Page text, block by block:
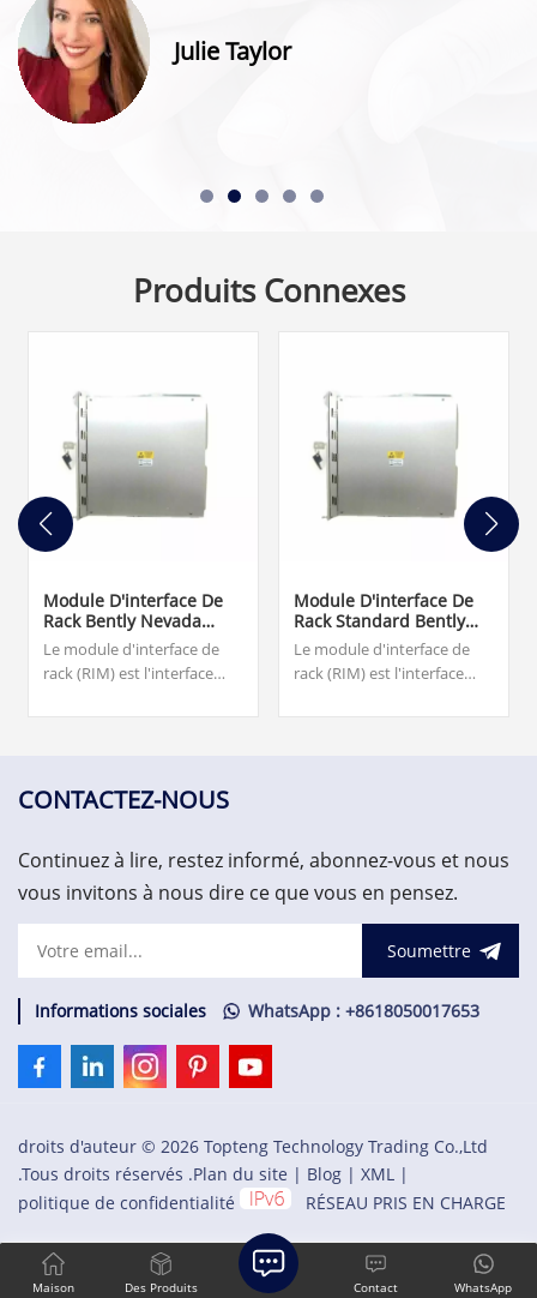
Julie Taylor
Produits Connexes
Module D'interface De
Rack Bently Nevada
3500/20 125744-01 TMR
Le module d'interface de
rack (RIM) est l'interface
prend en charge un
rack et récupérer les
situé dans l'emplacement 1
du rack (à côté des
Module D'interface De
Rack Standard Bently
Nevada 3500/20 125744-
02
Le module d'interface de
rack (RIM) est l'interface
prend en charge un
CONTACTEZ-NOUS
Continuez à lire, restez informé, abonnez-vous et nous
vous invitons à nous dire ce que vous en pensez.
Soumettre
Informations sociales WhatsApp : +8618050017653
droits d'auteur © 2026 Topteng Technology Trading Co.,Ltd
.Tous droits réservés .Plan du site | Blog | XML |
politique de confidentialité
RÉSEAU PRIS EN CHARGE
Maison Des Produits WhatsApp
Contact